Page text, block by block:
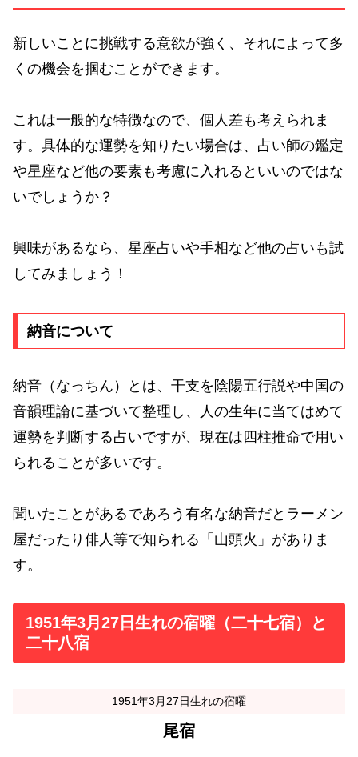
新しいことに挑戦する意欲が強く、それによって多
くの機会を掴むことができます。
これは一般的な特徴なので、個人差も考えられま
す。具体的な運勢を知りたい場合は、占い師の鑑定
や星座など他の要素も考慮に入れるといいのではな
いでしょうか？
興味があるなら、星座占いや手相など他の占いも試
してみましょう！
納音について
納音（なっちん）とは、干支を陰陽五行説や中国の
音韻理論に基づいて整理し、人の生年に当てはめて
運勢を判断する占いですが、現在は四柱推命で用い
られることが多いです。
聞いたことがあるであろう有名な納音だとラーメン
屋だったり俳人等で知られる「山頭火」がありま
す。
1951年3月27日生れの宿曜（二十七宿）と
二十八宿
1951年3月27日生れの宿曜
尾宿